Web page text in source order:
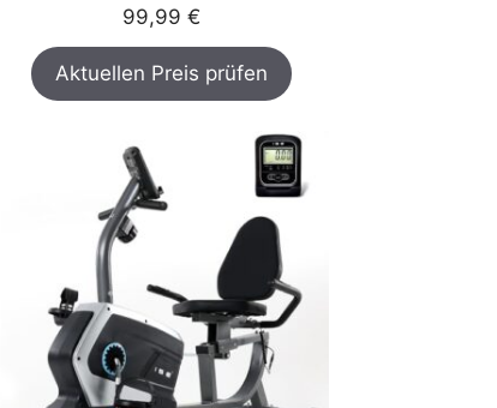
99,99 €
Aktuellen Preis prüfen